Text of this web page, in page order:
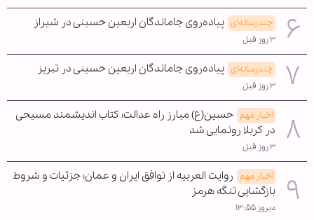
چندرسانه‌ای پیاده‌روی جاماندگان اربعین حسینی در شیراز
۳ روز قبل
چندرسانه‌ای پیاده‌روی جاماندگان اربعین حسینی در تبریز
۳ روز قبل
اخبار مهم حسین(ع) مبارز راه عدالت؛ کتاب اندیشمند مسیحی
در کربلا رونمایی شد
۳ روز قبل
اخبار مهم روایت العربیه از توافق ایران و عمان؛ جزئیات و شروط
بازگشایی تنگه هرمز
دیروز ۱۳:۵۵